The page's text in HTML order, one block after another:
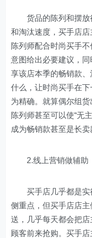
货品的陈列和摆放
和淘汰速度，买手店
陈列师配合时尚买手
意图给出必要建议，
享该店本季的畅销款
什么，让时尚买手在
为精确。就算偶尔组
陈列师甚至可以使“无
成为畅销款甚至是长卖
2.线上营销做辅助
买手店几乎都是实
侧重点，但买手店店
送，几乎每天都会把
顾客前来抢购。买手